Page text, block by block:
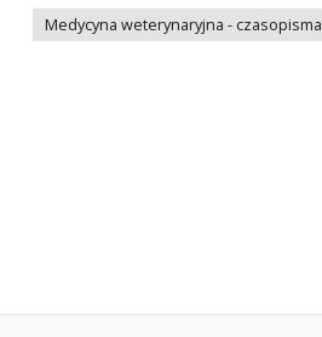
Medycyna weterynaryjna - czasopisma